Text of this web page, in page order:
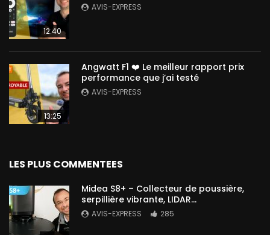
12:40
AVIS-EXPRESS
13:25
Angwatt F1 ❤️ Le meilleur rapport prix
performance que j’ai testé
AVIS-EXPRESS
LES PLUS COMMENTEES
Midea S8+ – Collecteur de poussière,
serpillière vibrante, LIDAR…
AVIS-EXPRESS 285